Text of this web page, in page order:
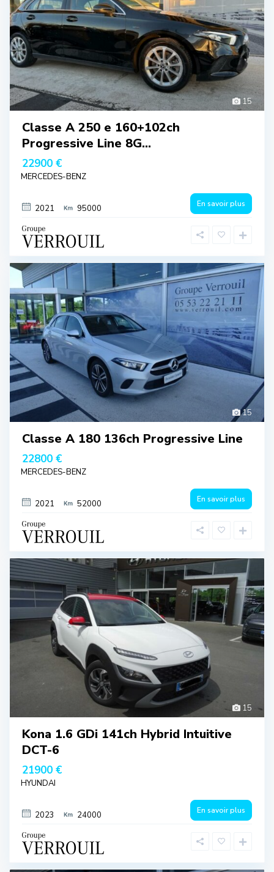
15
Classe A 250 e 160+102ch
Progressive Line 8G...
22900 €
MERCEDES-BENZ
2021 95000 En savoir plus
15
Classe A 180 136ch Progressive Line
22800 €
MERCEDES-BENZ
2021 52000 En savoir plus
15
Kona 1.6 GDi 141ch Hybrid Intuitive
DCT-6
21900 €
HYUNDAI
2023 24000 En savoir plus